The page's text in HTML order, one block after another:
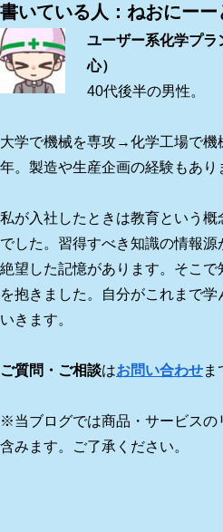
書いている人：ねおにーー
ユーザー系化学プラ
心）
40代後半の男性。
大学で機械を専攻→化学工場で機
年。製造や生産企画の経験もあり
私が入社したときは教育という
でした。習得すべき知識の情報
絶望した記憶があります。そこ
を抱きました。自分がこれまで
いきます。
ご質問・ご相談はお問い合わせま
※当ブログでは商品・サービスの
含みます。ご了承ください。